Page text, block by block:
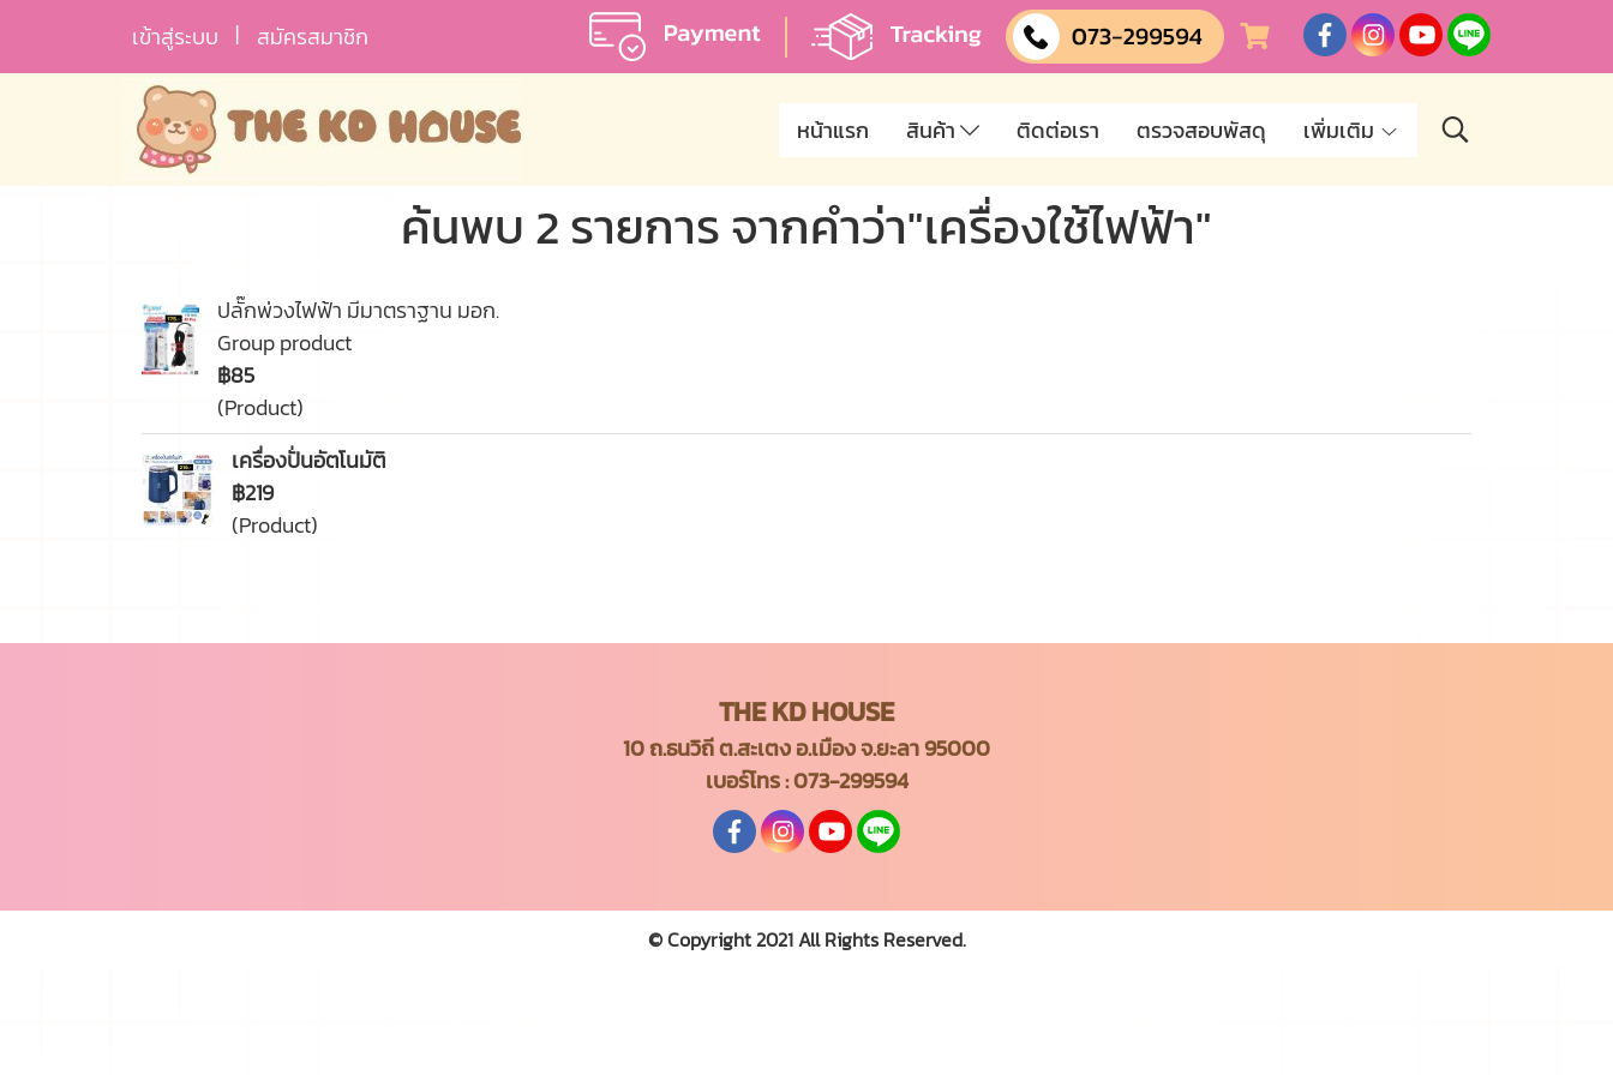
เข้าสู่ระบบ สมัครสมาชิก
หน้าแรก สินค้า ติดต่อเรา ตรวจสอบพัสดุ เพิ่มเติม
ค้นพบ 2 รายการ จากคำว่า"เครื่องใช้ไฟฟ้า"
ปลั๊กพ่วงไฟฟ้า มีมาตราฐาน มอก.
Group product
฿85
(Product)
เครื่องปั่นอัตโนมัติ
฿219
(Product)
THE KD HOUSE
10 ถ.ธนวิถี ต.สะเตง อ.เมือง จ.ยะลา 95000
เบอร์โทร :073-299594
© Copyright 2021 All Rights Reserved.